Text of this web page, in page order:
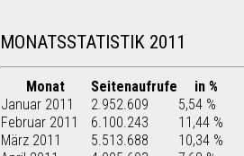
MONATSSTATISTIK 2011
Monat Seitenaufrufe in %
Januar 2011
2.952.609 5,54 %
Februar 2011
6.100.243 11,44 %
März 2011
5.513.688 10,34 %